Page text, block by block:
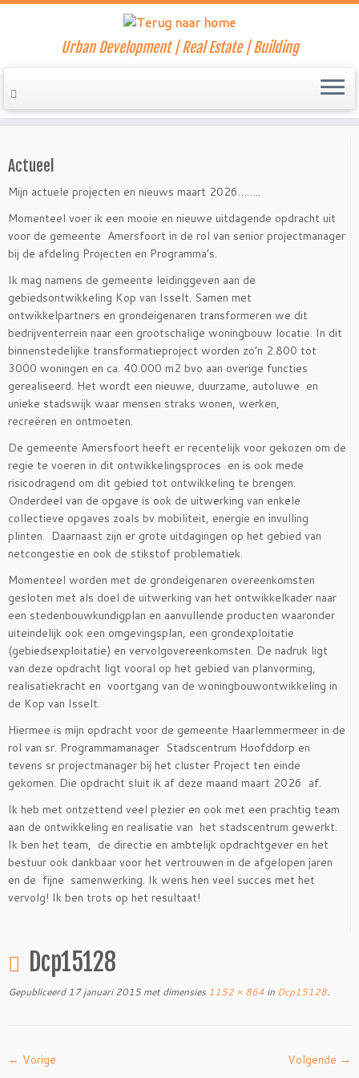
Ga
naar
Urban Development | Real Estate | Building
Home » Dcp15128
Actueel
Mijn actuele projecten en nieuws maart 2026……..
Momenteel voer ik een mooie en nieuwe uitdagende opdracht uit
voor de gemeente Amersfoort in de rol van senior projectmanager
bij de afdeling Projecten en Programma’s.
Ik mag namens de gemeente leidinggeven aan de
gebiedsontwikkeling Kop van Isselt. Samen met
ontwikkelpartners en grondeigenaren transformeren we dit
bedrijventerrein naar een grootschalige woningbouw locatie. In dit
binnenstedelijke transformatieproject worden zo’n 2.800 tot
3000 woningen en ca. 40.000 m2 bvo aan overige functies
gerealiseerd. Het wordt een nieuwe, duurzame, autoluwe en
unieke stadswijk waar mensen straks wonen, werken,
recreëren en ontmoeten.
De gemeente Amersfoort heeft er recentelijk voor gekozen om de
regie te voeren in dit ontwikkelingsproces en is ook mede
risicodragend om dit gebied tot ontwikkeling te brengen.
Onderdeel van de opgave is ook de uitwerking van enkele
collectieve opgaves zoals bv mobiliteit, energie en invulling
plinten. Daarnaast zijn er grote uitdagingen op het gebied van
netcongestie en ook de stikstof problematiek.
Momenteel worden met de grondeigenaren overeenkomsten
gesloten met als doel de uitwerking van het ontwikkelkader naar
een stedenbouwkundigplan en aanvullende producten waaronder
uiteindelijk ook een omgevingsplan, een grondexploitatie
(gebiedsexploitatie) en vervolgovereenkomsten. De nadruk ligt
van deze opdracht ligt vooral op het gebied van planvorming,
realisatiekracht en voortgang van de woningbouwontwikkeling in
de Kop van Isselt.
Hiermee is mijn opdracht voor de gemeente Haarlemmermeer in de
rol van sr. Programmamanager Stadscentrum Hoofddorp en
tevens sr projectmanager bij het cluster Project ten einde
gekomen. Die opdracht sluit ik af deze maand maart 2026 af.
Ik heb met ontzettend veel plezier en ook met een prachtig team
aan de ontwikkeling en realisatie van het stadscentrum gewerkt.
Ik ben het team, de directie en ambtelijk opdrachtgever en het
bestuur ook dankbaar voor het vertrouwen in de afgelopen jaren
en de fijne samenwerking. Ik wens hen veel succes met het
vervolg! Ik ben trots op het resultaat!
Dcp15128
Gepubliceerd 17 januari 2015met dimensies 1152 × 864 in Dcp15128.
← Vorige Volgende →